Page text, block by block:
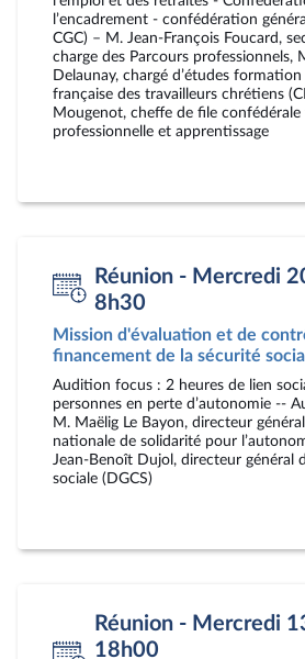
l’encadrement - confédération
CGC) – M. Jean-François Foucard,
charge des Parcours professionnels,
Delaunay, chargé d’études
française des travailleurs chrétiens
Mougenot, cheffe de file
professionnelle et apprentissage
Réunion - Mercredi
8h30
Mission d'évaluation et de
financement de la sécurité
Audition focus : 2 heures de lien
personnes en perte d’autonomie --
M. Maëlig Le Bayon, directeur
nationale de solidarité pour
Jean-Benoît Dujol, directeur général
sociale (DGCS)
Réunion - Mercredi
18h00